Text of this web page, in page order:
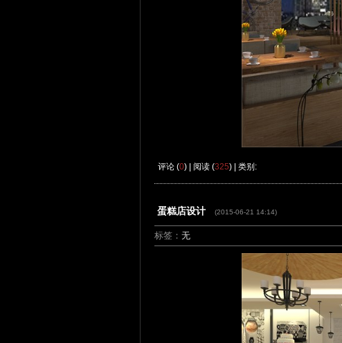
评论 (0) | 阅读 (325) | 类别:
蛋糕店设计 (2015-06-21 14:14)
标签： 无